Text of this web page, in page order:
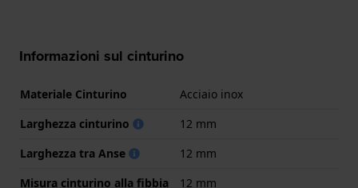
Informazioni sul cinturino
Materiale Cinturino
Acciaio inox
Larghezza cinturino
12 mm
Larghezza tra Anse
12 mm
Misura cinturino alla fibbia
12 mm